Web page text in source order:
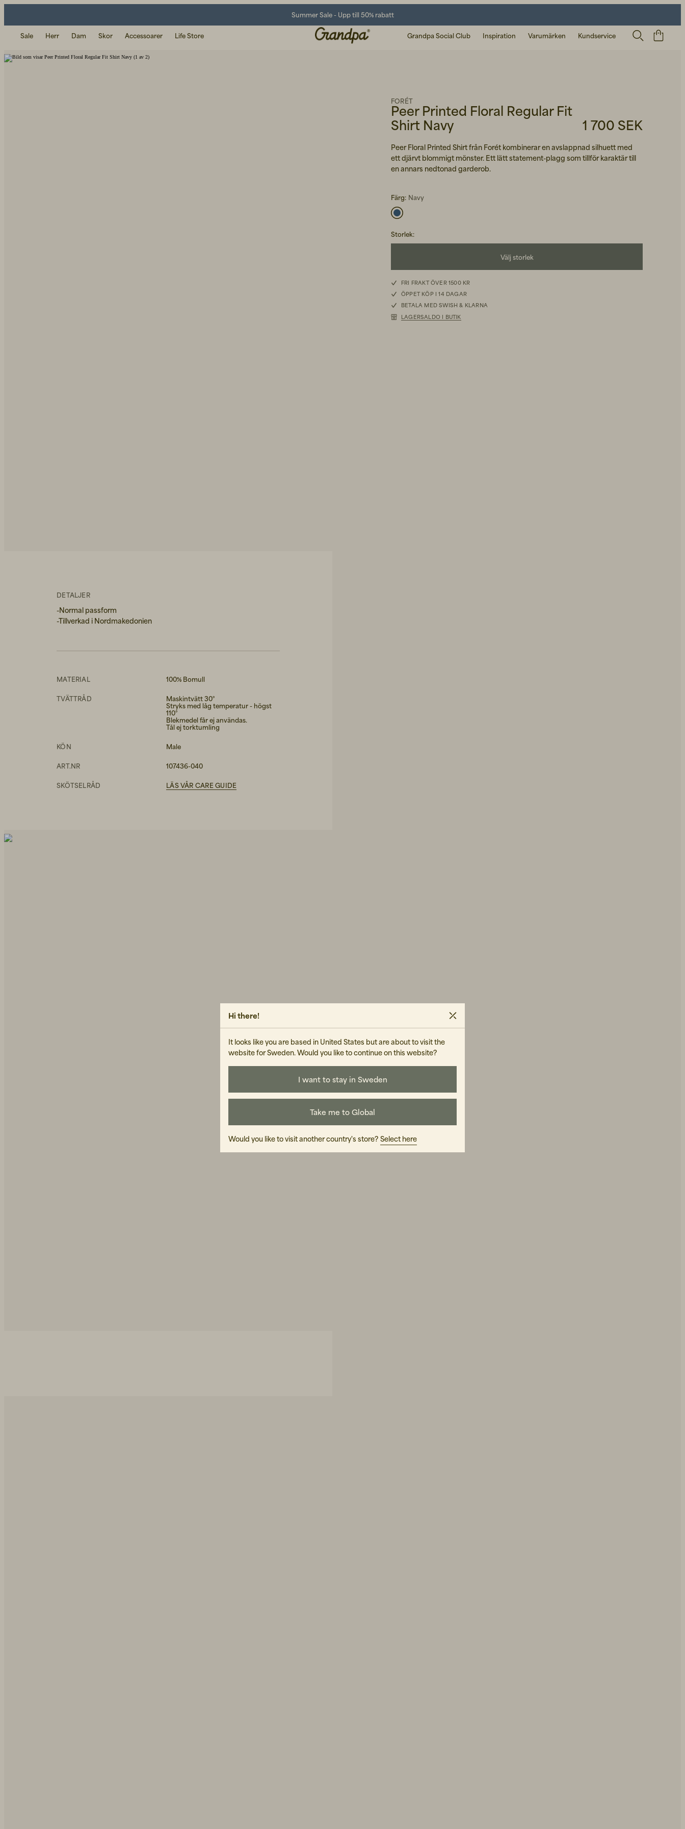
Summer Sale - Upp till 50% rabatt
Sale Herr Dam Skor Accessoarer Life Store Grandpa Social Club Inspiration Varumärken Kundservice
Peer Printed Floral Regular Fit
Shirt Navy
FORÉT
1 700 SEK
Peer Floral Printed Shirt från Forét kombinerar en avslappnad silhuett med
ett djärvt blommigt mönster. Ett lätt statement-plagg som tillför karaktär till
en annars nedtonad garderob.
Färg: Navy
Storlek:
Välj storlek
S
M
FRI FRAKT ÖVER 1500 KR
ÖPPET KÖP I 14 DAGAR
BETALA MED SWISH & KLARNA
LAGERSALDO I BUTIK
DETALJER
-Normal passform
-Tillverkad i Nordmakedonien
MATERIAL 100% Bomull
TVÄTTRÅD
Maskintvätt 30°
Stryks med låg temperatur - högst
110°
Blekmedel får ej användas.
Tål ej torktumling
KÖN Male
ART.NR 107436-040
SKÖTSELRÅD LÄS VÅR CARE GUIDE
Hi there!
It looks like you are based in United States but are about to visit the
website for Sweden. Would you like to continue on this website?
I want to stay in Sweden
Take me to Global
Would you like to visit another country's store? Select here